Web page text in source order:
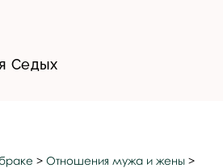
Седых
> Отношения мужа и жены >